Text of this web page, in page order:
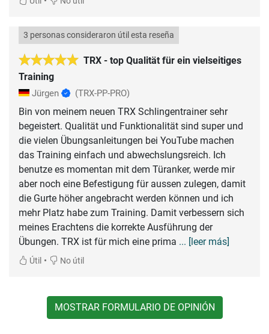
TRX - top Qualität für ein vielseitiges
Training
3 personas consideraron útil esta reseña
Jürgen (TRX-PP-PRO)
Bin von meinem neuen TRX Schlingentrainer sehr
begeistert. Qualität und Funktionalität sind super und
die vielen Übungsanleitungen bei YouTube machen
das Training einfach und abwechslungsreich. Ich
benutze es momentan mit dem Türanker, werde mir
aber noch eine Befestigung für aussen zulegen, damit
die Gurte höher angebracht werden können und ich
mehr Platz habe zum Training. Damit verbessern sich
meines Erachtens die korrekte Ausführung der
Übungen. TRX ist für mich eine prima ... [leer más]
Útil • No útil
MOSTRAR FORMULARIO DE OPINIÓN